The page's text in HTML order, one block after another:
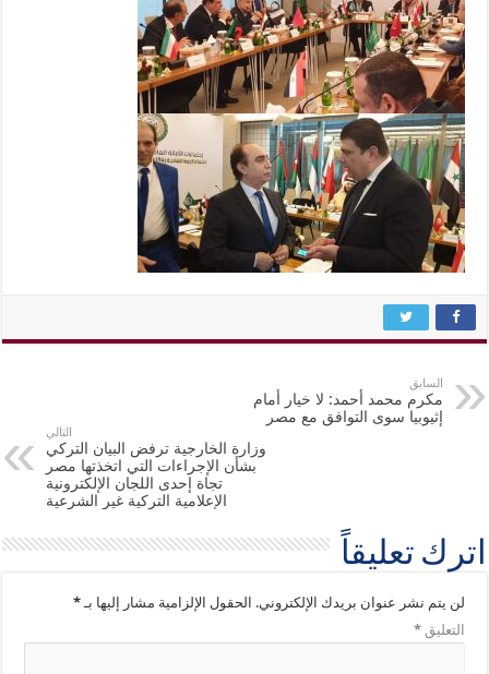
السابق
مكرم محمد أحمد: لا خيار أمام
إثيوبيا سوى التوافق مع مصر
التالي
وزارة الخارجية ترفض البيان التركي
بشأن الإجراءات التي اتخذتها مصر
تجاة إحدى اللجان الإلكترونية
الإعلامية التركية غير الشرعية
اترك تعليقاً
لن يتم نشر عنوان بريدك الإلكتروني. الحقول الإلزامية مشار إليها بـ*
التعليق*